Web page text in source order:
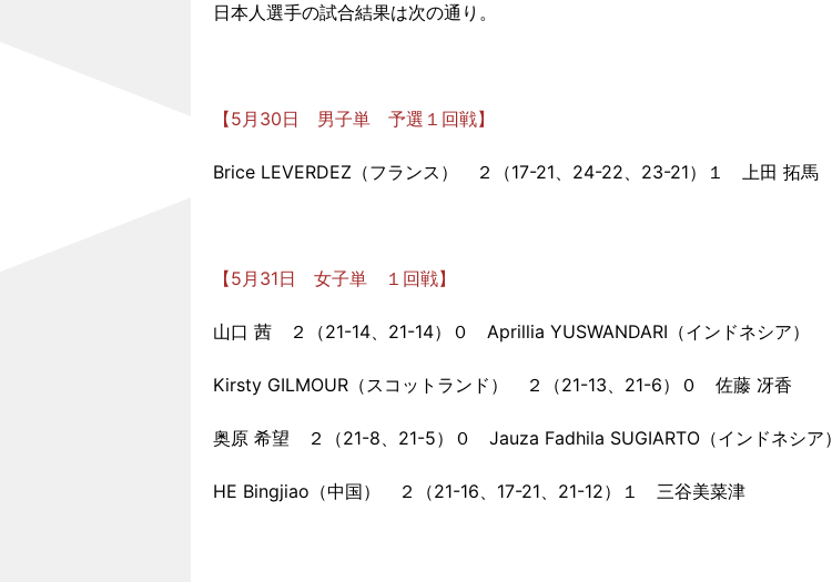
日本人選手の試合結果は次の通り。
【5月30日 男子単 予選１回戦】
Brice LEVERDEZ（フランス） ２（17-21、24-22、23-21）１ 上田 拓馬
【5月31日 女子単 １回戦】
山口 茜 ２（21-14、21-14）０ Aprillia YUSWANDARI（インドネシア）
Kirsty GILMOUR（スコットランド） ２（21-13、21-6）０ 佐藤 冴香
奥原 希望 ２（21-8、21-5）０ Jauza Fadhila SUGIARTO（インドネシア）
HE Bingjiao（中国） ２（21-16、17-21、21-12）１ 三谷美菜津